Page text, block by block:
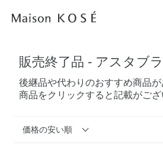
販売終了品 - アスタブ
後継品や代わりのおすすめ商品
商品をクリックすると記載がござ
価格の安い順